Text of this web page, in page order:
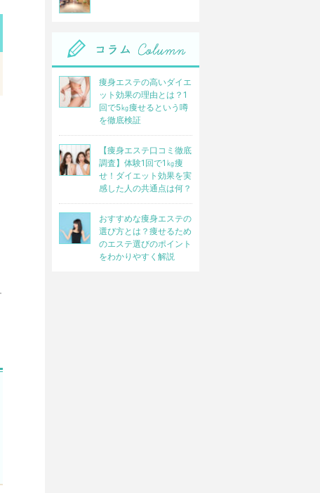
痩身エステの高いダイエ
ット効果の理由とは？1
回で5㎏痩せるという噂
を徹底検証
【痩身エステ口コミ徹底
調査】体験1回で1㎏痩
せ！ダイエット効果を実
感した人の共通点は何？
おすすめな痩身エステの
選び方とは？痩せるため
のエステ選びのポイント
をわかりやすく解説